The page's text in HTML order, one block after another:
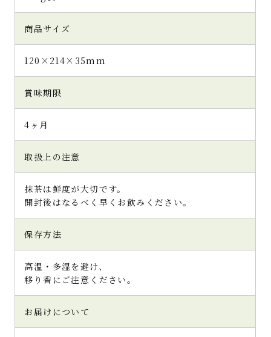
商品サイズ
120×214×35mm
賞味期限
4ヶ月
取扱上の注意
抹茶は鮮度が大切です。
開封後はなるべく早くお飲みください。
保存方法
高温・多湿を避け、
移り香にご注意ください。
お届けについて